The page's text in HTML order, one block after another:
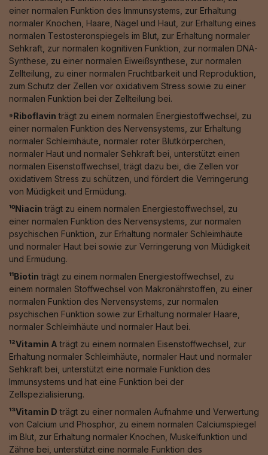
einer normalen Funktion des Immunsystems, zur Erhaltung
normaler Knochen, Haare, Nägel und Haut, zur Erhaltung eines
normalen Testosteronspiegels im Blut, zur Erhaltung normaler
Sehkraft, zur normalen kognitiven Funktion, zur normalen DNA-
Synthese, zu einer normalen Eiweißsynthese, zur normalen
Zellteilung, zu einer normalen Fruchtbarkeit und Reproduktion,
zum Schutz der Zellen vor oxidativem Stress sowie zu einer
normalen Funktion bei der Zellteilung bei.
⁹Riboflavin trägt zu einem normalen Energiestoffwechsel, zu
einer normalen Funktion des Nervensystems, zur Erhaltung
normaler Schleimhäute, normaler roter Blutkörperchen,
normaler Haut und normaler Sehkraft bei, unterstützt einen
normalen Eisenstoffwechsel, trägt dazu bei, die Zellen vor
oxidativem Stress zu schützen, und fördert die Verringerung
von Müdigkeit und Ermüdung.
¹⁰Niacin trägt zu einem normalen Energiestoffwechsel, zu
einer normalen Funktion des Nervensystems, zur normalen
psychischen Funktion, zur Erhaltung normaler Schleimhäute
und normaler Haut bei sowie zur Verringerung von Müdigkeit
und Ermüdung.
¹¹Biotin trägt zu einem normalen Energiestoffwechsel, zu
einem normalen Stoffwechsel von Makronährstoffen, zu einer
normalen Funktion des Nervensystems, zur normalen
psychischen Funktion sowie zur Erhaltung normaler Haare,
normaler Schleimhäute und normaler Haut bei.
¹²Vitamin A trägt zu einem normalen Eisenstoffwechsel, zur
Erhaltung normaler Schleimhäute, normaler Haut und normaler
Sehkraft bei, unterstützt eine normale Funktion des
Immunsystems und hat eine Funktion bei der
Zellspezialisierung.
¹³Vitamin D trägt zu einer normalen Aufnahme und Verwertung
von Calcium und Phosphor, zu einem normalen Calciumspiegel
im Blut, zur Erhaltung normaler Knochen, Muskelfunktion und
Zähne bei, unterstützt eine normale Funktion des